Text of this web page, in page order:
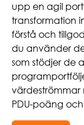
upp en agil
transformation
förstå och
du använder
som stödjer de
värdeströmmar
PDU-poäng